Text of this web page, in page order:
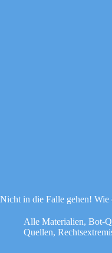
Nicht in die Falle gehen! Wie
Alle Materialien, Bot-
Quellen,